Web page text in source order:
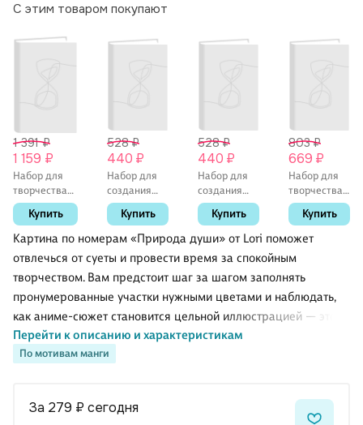
По мотивам манги
Картина по номерам «Природа души» от Lori поможет
отвлечься от суеты и провести время за спокойным
творчеством. Вам предстоит шаг за шагом заполнять
пронумерованные участки нужными цветами и наблюдать,
как аниме-сюжет становится цельной иллюстрацией — это
по-настоящему расслабляет.
достаточно следовать подсказкам. Готовую работу приятно
Перейти к описанию и характеристикам
С этим товаром покупают
1 391 ₽
1 159 ₽
Набор для
творчества
Рыжий Кот.
Алмазная
мозаика
классическая
«Круглый
котик», 30 х
40 см, 30
цветов, с
подрамником,
с полным
заполнением
Купить
528 ₽
440 ₽
Набор для
создания
украшений
«Конфетки»,
3 браслета,
Origami
Купить
528 ₽
440 ₽
Набор для
создания
украшений
«Море», 3
браслета,
Origami
Купить
803 ₽
669 ₽
Набор для
творчества.
Брошь
валянием.
Сочное
Купить
за 279 ₽ сегодня